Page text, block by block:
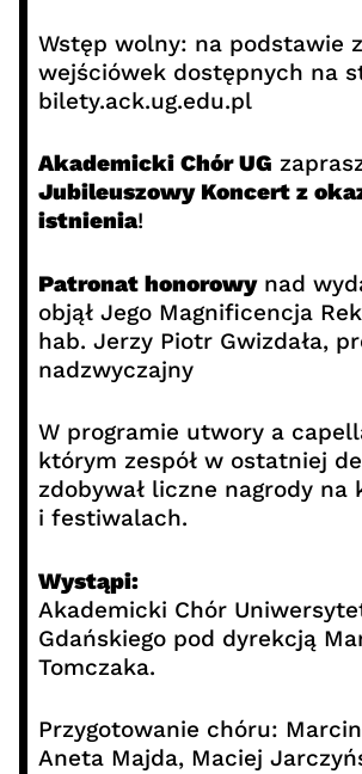
Wstęp wolny: na podstawie
wejściówek dostępnych na
bilety.ack.ug.edu.pl
Akademicki Chór UG
Jubileuszowy Koncert z
istnienia!
Patronat honorowynad
objął Jego Magnificencja
hab. Jerzy Piotr Gwizdała,
nadzwyczajny
W programie utwory a
którym zespół w ostatniej
zdobywał liczne nagrody na
i festiwalach.
Wystąpi:
Akademicki Chór
Gdańskiego pod dyrekcją
Tomczaka.
Przygotowanie chóru:
Aneta Majda, Maciej